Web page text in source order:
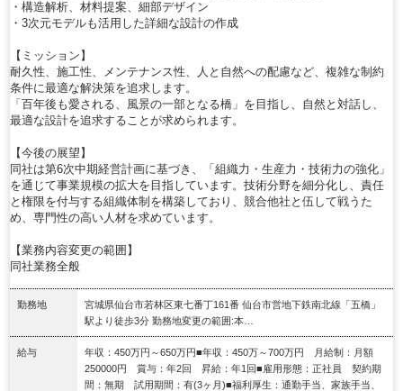
・構造解析、材料提案、細部デザイン
・3次元モデルも活用した詳細な設計の作成
【ミッション】
耐久性、施工性、メンテナンス性、人と自然への配慮など、複雑な制約
条件に最適な解決策を追求します。
「百年後も愛される、風景の一部となる橋」を目指し、自然と対話し、
最適な設計を追求することが求められます。
【今後の展望】
同社は第6次中期経営計画に基づき、「組織力・生産力・技術力の強化」
を通じて事業規模の拡大を目指しています。技術分野を細分化し、責任
と権限を付与する組織体制を構築しており、競合他社と伍して戦うた
め、専門性の高い人材を求めています。
【業務内容変更の範囲】
同社業務全般
勤務地
宮城県仙台市若林区東七番丁161番 仙台市営地下鉄南北線「五橋」
駅より徒歩3分 勤務地変更の範囲:本…
給与
年収：450万円～650万円■年収：450万～700万円 月給制：月額
250000円 賞与：年2回 昇給：年1回■雇用形態：正社員 契約期
間：無期 試用期間：有(3ヶ月)■福利厚生：通勤手当、家族手当、